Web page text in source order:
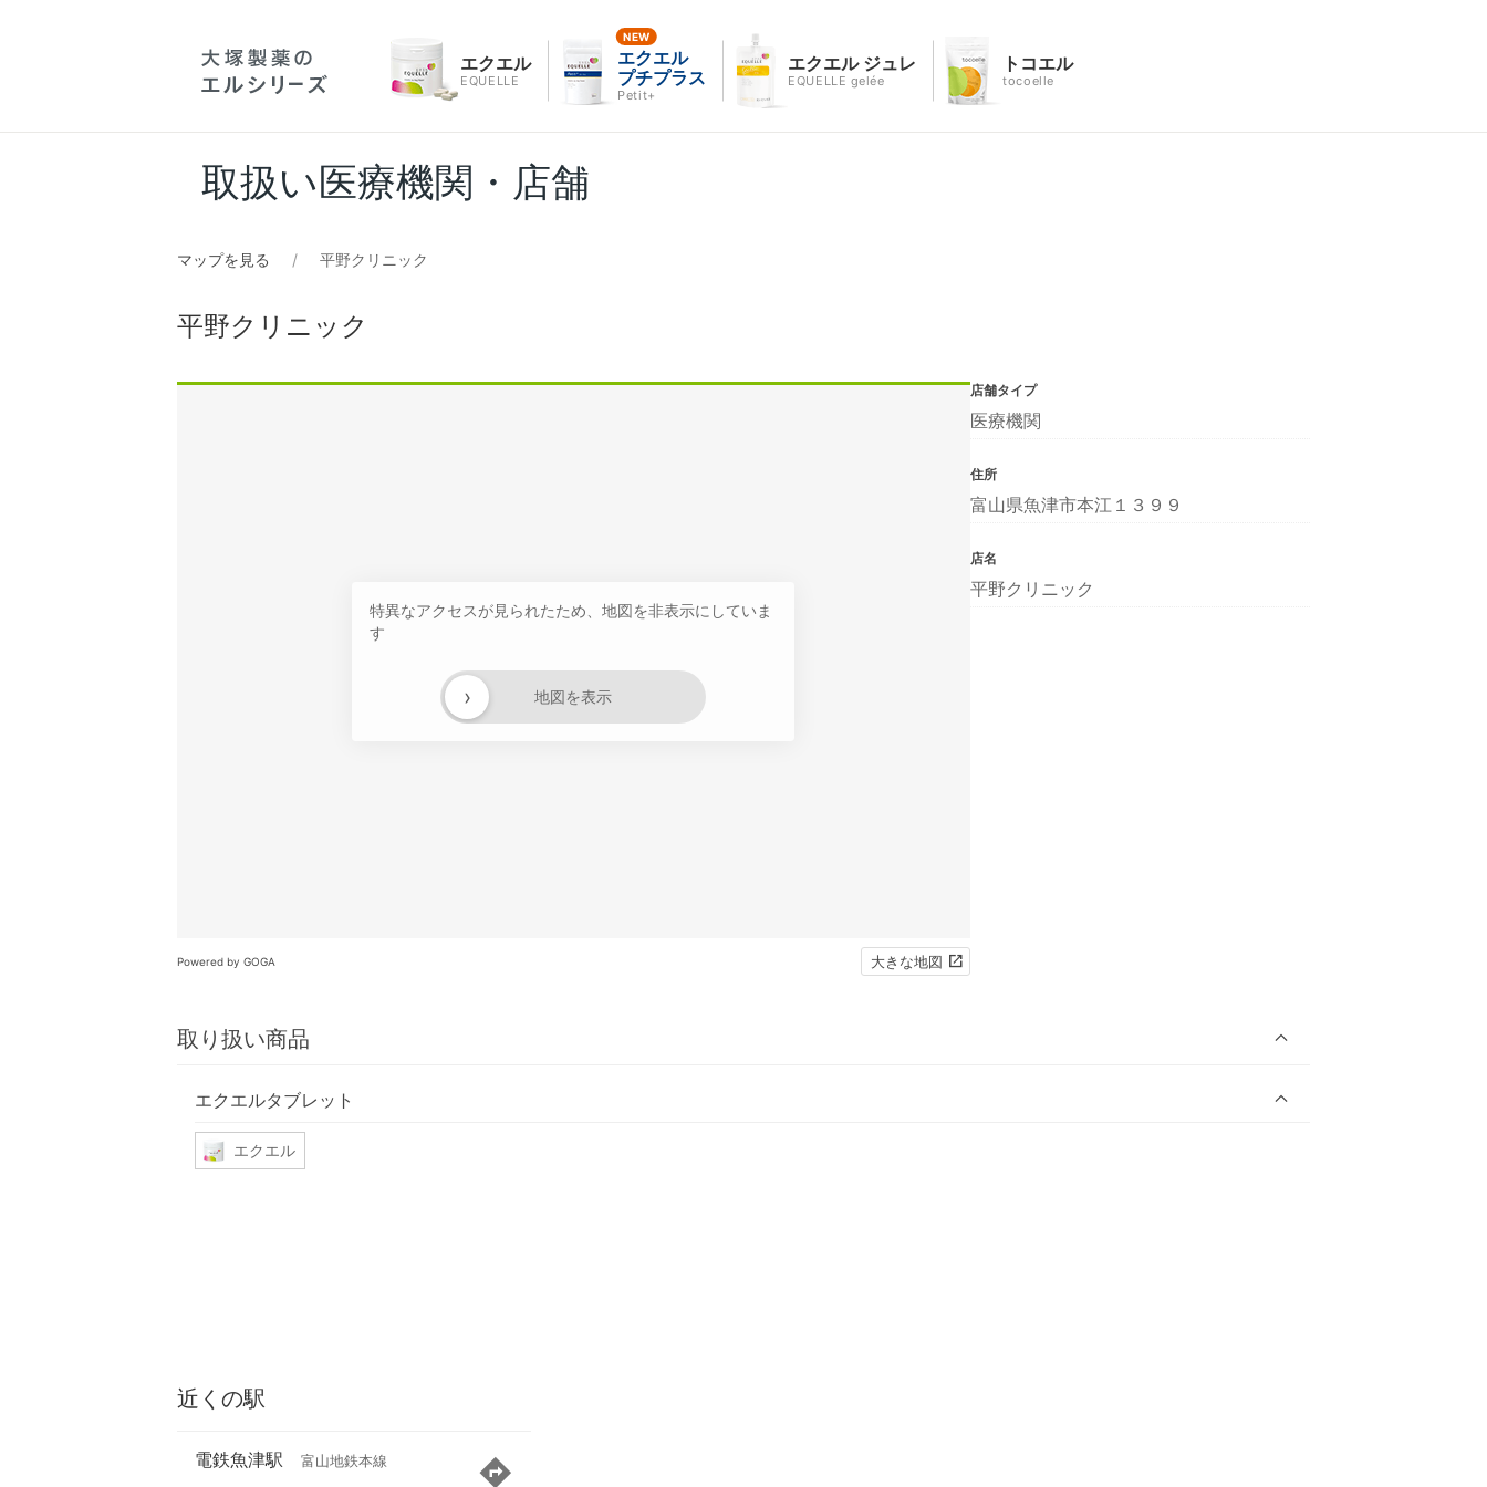
エクエル
EQUELLE
エクエル
プチプラス
Petit+
エクエル ジュレ
EQUELLE gelée
トコエル
tocoelle
取扱い医療機関・店舗
マップを見る 平野クリニック
平野クリニック
特異なアクセスが見られたため、地図を非表示にしていま
す
地図を表示
›
Powered by GOGA 大きな地図
取り扱い商品
エクエルタブレット
エクエル
店舗タイプ
医療機関
住所
富山県魚津市本江１３９９
店名
平野クリニック
近くの駅
電鉄魚津駅 富山地鉄本線